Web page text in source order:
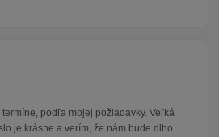
podľa mojej požiadavky. Veľká
je krásne a verím, že nám bude dlho